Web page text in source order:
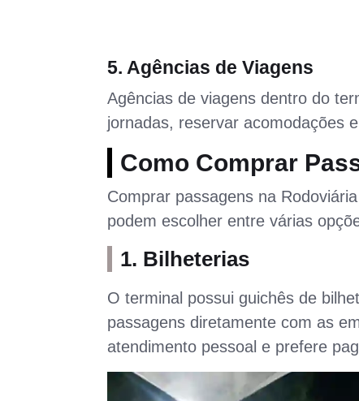
5. Agências de Viagens
Agências de viagens dentro do
jornadas, reservar acomodações
Como Comprar
Comprar passagens na
podem escolher entre várias
1. Bilheterias
O terminal possui guichês de
passagens diretamente com as
atendimento pessoal e prefere